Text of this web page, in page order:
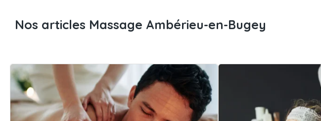
Nos articles Massage Ambérieu-en-Bugey